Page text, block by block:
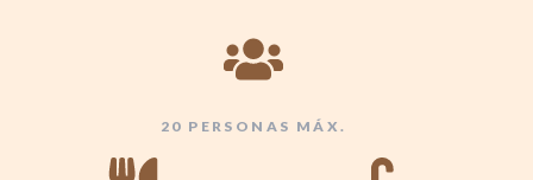
20 PERSONAS MÁX.